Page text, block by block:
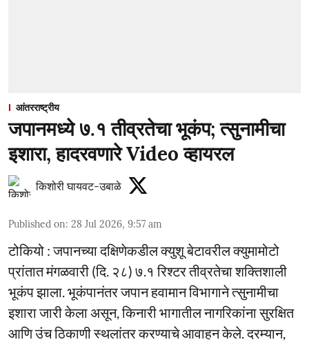
आंतरराष्ट्रीय
जपानमध्ये ७.१ तीव्रतेचा भूकंप; त्सुनामीचा
इशारा, हादरवणारे Video व्हायरल
किशोरी घायवट-उबाळे
Published on: 28 Jul 2026, 9:57 am
टोकियो : जपानच्या दक्षिणेकडील क्युशू बेटावरील क्युमामोटो
प्रांतात मंगळवारी (दि. २८) ७.१ रिश्टर तीव्रतेचा शक्तिशाली
भूकंप झाला. भूकंपानंतर जपान हवामान विभागाने त्सुनामीचा
इशारा जारी केला असून, किनारी भागातील नागरिकांना सुरक्षित
आणि उंच ठिकाणी स्थलांतर करण्याचे आवाहन केले. दरम्यान,